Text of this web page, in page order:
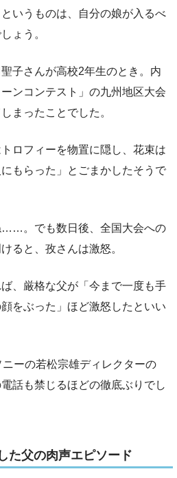
いうものは、自分の娘が入るべ
ょう。
子さんが高校2年生のとき。内
ンコンテスト」の九州地区大会
まったことでした。
ロフィーを物置に隠し、花束は
にもらった」とごまかしたそうで
……。でも数日後、全国大会への
ると、孜さんは激怒。
、厳格な父が「今まで一度も手
をぶった」ほど激怒したといい
ーの若松宗雄ディレクターの
話も禁じるほどの徹底ぶりでし
た父の肉声エピソード